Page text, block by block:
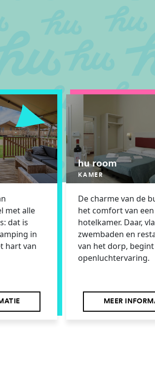
met alle
dat is
in
hart van
hu room
KAMER
De charme van de
het comfort van een
hotelkamer. Daar,
zwembaden en
van het dorp,
openluchtervaring.
MEER